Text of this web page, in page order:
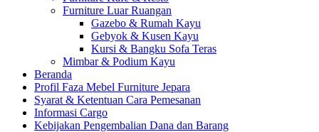
Furniture Luar Ruangan
Gazebo & Rumah Kayu
Gebyok & Kusen Kayu
Kursi & Bangku Sofa Teras
Mimbar & Podium Kayu
Beranda
Profil Faza Mebel Furniture Jepara
Syarat & Ketentuan Cara Pemesanan
Informasi Cargo
Kebijakan Pengembalian Dana dan Barang